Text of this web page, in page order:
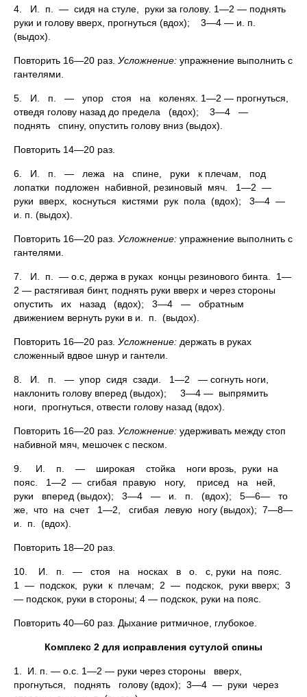
4. И. п. — сидя на стуле, руки за голову. 1—2 — поднять
руки и голову вверх, прогнуться (вдох); 3—4 — и. п.
(выдох).
Повторить 16—20 раз. Усложнение: упражнение выполнить с
гантелями.
5. И. п. — упор стоя на коленях. 1—2 — прогнуться,
отведя голову назад до предела (вдох); 3—4 —
поднять спину, опустить голову вниз (выдох).
Повторить 14—20 раз.
6. И. п. — лежа на спине, руки к плечам, под
лопатки подложен набивной, резиновый мяч. 1—2 —
руки вверх, коснуться кистями рук пола (вдох); 3—4 —
и. п. (выдох).
Повторить 16—20 раз. Усложнение: упражнение выполнить с
гантелями.
7. И. п. — о.с, держа в руках концы резинового бинта. 1—
2 — растягивая бинт, поднять руки вверх и через стороны
опустить их назад (вдох); 3—4 — обратным
движением вернуть руки в и. п. (выдох).
Повторить 16—20 раз. Усложнение: держать в руках
сложенный вдвое шнур и гантели.
8. И. п. — упор сидя сзади. 1—2 — согнуть ноги,
наклонить голову вперед (выдох); 3—4 — выпрямить
ноги, прогнуться, отвести голову назад (вдох).
Повторить 16—20 раз. Усложнение: удерживать между стоп
набивной мяч, мешочек с песком.
9. И. п. — широкая стойка ноги врозь, руки на
пояс. 1—2 — сгибая правую ногу, присед на ней,
руки вперед (выдох); 3—4 — и. п. (вдох); 5—6— то
же, что на счет 1—2, сгибая левую ногу (выдох); 7—8—
и. п. (вдох).
Повторить 18—20 раз.
10. И. п. — стоя на носках в о. с, руки на пояс.
1 — подскок, руки к плечам; 2 — подскок, руки вверх; 3
— подскок, руки в стороны; 4 — подскок, руки на пояс.
Повторить 40—60 раз. Дыхание ритмичное, глубокое.
Комплекс 2 для исправления сутулой спины
1. И. п. — о.с. 1—2 — руки через стороны вверх,
прогнуться, поднять голову (вдох); 3—4 — руки через